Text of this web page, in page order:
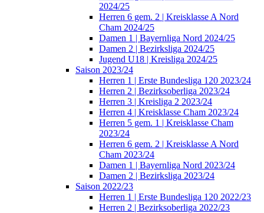
2024/25
Herren 6 gem. 2 | Kreisklasse A Nord
Cham 2024/25
Damen 1 | Bayernliga Nord 2024/25
Damen 2 | Bezirksliga 2024/25
Jugend U18 | Kreisliga 2024/25
Saison 2023/24
Herren 1 | Erste Bundesliga 120 2023/24
Herren 2 | Bezirksoberliga 2023/24
Herren 3 | Kreisliga 2 2023/24
Herren 4 | Kreisklasse Cham 2023/24
Herren 5 gem. 1 | Kreisklasse Cham
2023/24
Herren 6 gem. 2 | Kreisklasse A Nord
Cham 2023/24
Damen 1 | Bayernliga Nord 2023/24
Damen 2 | Bezirksliga 2023/24
Saison 2022/23
Herren 1 | Erste Bundesliga 120 2022/23
Herren 2 | Bezirksoberliga 2022/23